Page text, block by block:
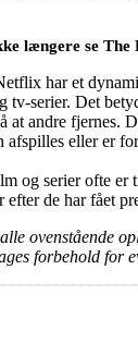
længere se The
har et
tv-serier. Det
at andre fjernes.
afspilles eller er
og serier ofte
efter de har fået
ovenstående
forbehold for